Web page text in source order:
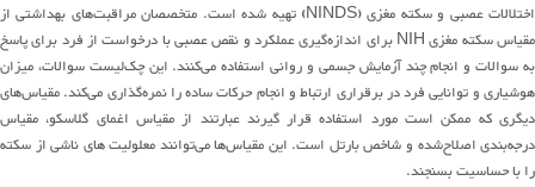
اختلالات عصبی و سکته مغزی(NINDS) تهیه شده است. متخصصانمراقبتهای بهداشتی از
مقیاس سکته مغزیNIHبرای اندازهگیریعملکرد و نقص عصبی با درخواست از فرد برای پاسخ
به سوالات و انجام چندآزمایش جسمی و روانی استفادهمیکنند. اینچکلیستسوالات،میزان
هوشیاری و توانایی فرد در برقراری ارتباط و انجام حرکات ساده رانمرهگذاریمیکند.مقیاسهای
دیگری که ممکن است مورد استفاده قرار گیرند عبارتند از مقیاس اغمای گلاسکو، مقیاس
درجهبندیاصلاحشده و شاخص بارتل است. اینمقیاسهامیتوانندمعلولیت های ناشی از سکته
را با حساسیت بسنجند.